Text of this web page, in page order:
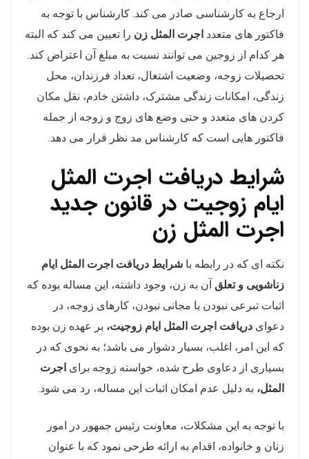
ارجاع به کارشناسی صادر می کند. کارشناس با توجه به
فاکتور های متعدد اجرت المثل زن را تعیین می کند که البته
هر کدام از زوجین می توانند نسبت به مبلغ آن اعتراض کند.
تحصیلات زوجه، وضعیت اشتغال، تعداد فرزندان، محل
زندگی، امکانات زندگی مشترک، داشتن خادم، نقل مکان
کردن های متعدد و حتی وضع های زوج و زوجه از جمله
فاکتور هایی است که کارشناس مد نظر قرار می دهد.
شرایط دریافت اجرت المثل
ایام زوجیت در قانون جدید
اجرت المثل زن
نکته ای که در رابطه با شرایط دریافت اجرت المثل ایام
زناشویی و تعلق آن به زن، وجود داشته، این مساله بوده که
اثبات تبرعی نبودن یا مجانی نبودن، کارهای زوجه، در
دعوای دریافت اجرت المثل ایام زوجیت، بر عهده زن بوده
که این امر، اغلب، بسیار دشوار می باشد؛ به نحوی که در
بسیاری از دعاوی طرح شده، خواسته زوجه برای اجرت
المثل، به دلیل عدم امکان اثبات این مساله، رد می شود.
با توجه به این مشکلات، معاونت رئیس جمهور در امور
زنان و خانواده، اقدام به ارائه طرحی نمود که با عنوان